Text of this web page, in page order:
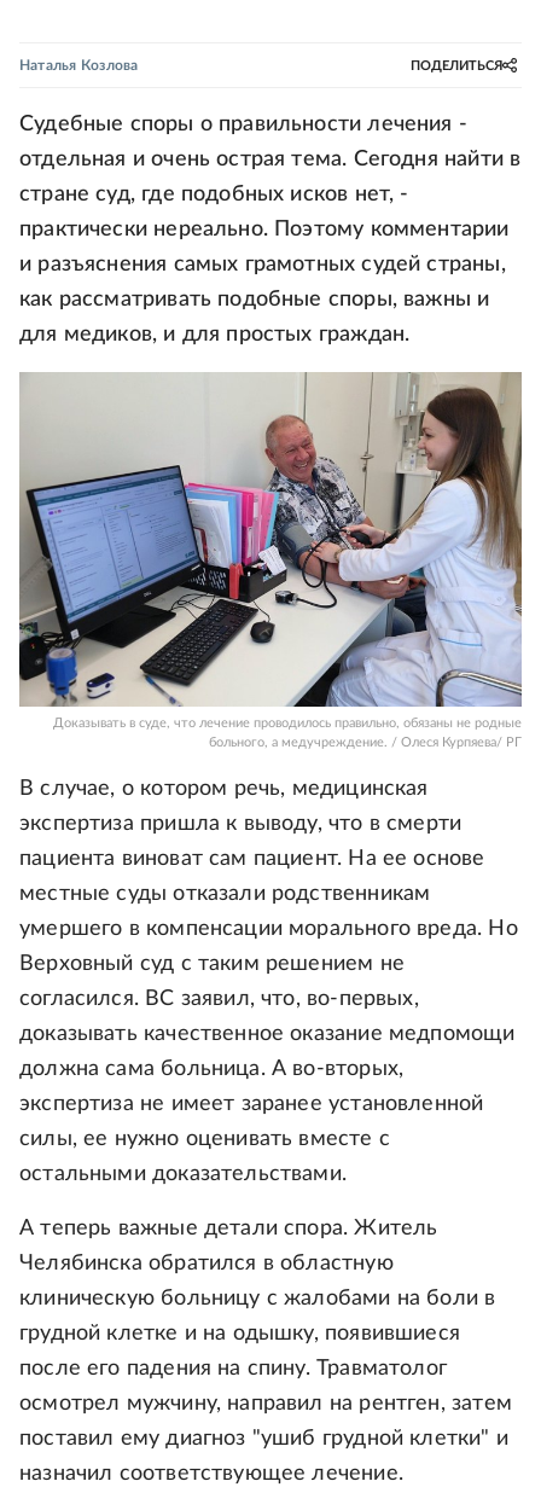
Наталья Козлова ПОДЕЛИТЬСЯ
Судебные споры о правильности лечения -
отдельная и очень острая тема. Сегодня найти в
стране суд, где подобных исков нет, -
практически нереально. Поэтому комментарии
и разъяснения самых грамотных судей страны,
как рассматривать подобные споры, важны и
для медиков, и для простых граждан.
Доказывать в суде, что лечение проводилось правильно, обязаны не родные
больного, а медучреждение. / Олеся Курпяева/ РГ
В случае, о котором речь, медицинская
экспертиза пришла к выводу, что в смерти
пациента виноват сам пациент. На ее основе
местные суды отказали родственникам
умершего в компенсации морального вреда. Но
Верховный суд с таким решением не
согласился. ВС заявил, что, во-первых,
доказывать качественное оказание медпомощи
должна сама больница. А во-вторых,
экспертиза не имеет заранее установленной
силы, ее нужно оценивать вместе с
остальными доказательствами.
А теперь важные детали спора. Житель
Челябинска обратился в областную
клиническую больницу с жалобами на боли в
грудной клетке и на одышку, появившиеся
после его падения на спину. Травматолог
осмотрел мужчину, направил на рентген, затем
поставил ему диагноз "ушиб грудной клетки" и
назначил соответствующее лечение.